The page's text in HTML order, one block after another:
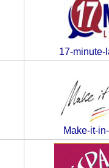
17-minute-
Make-it-